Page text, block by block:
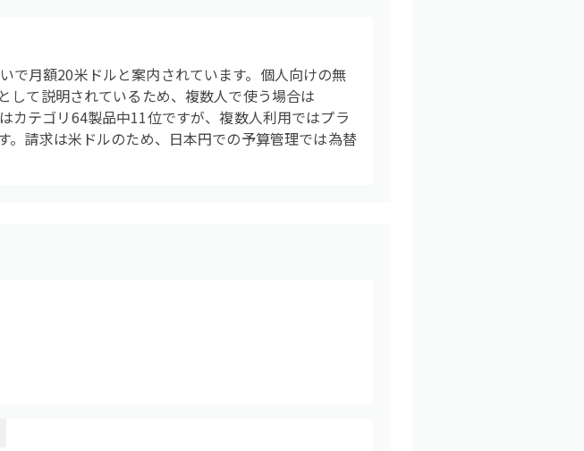
月額20米ドルと案内されています。個人向けの無
して説明されているため、複数人で使う場合は
カテゴリ64製品中11位ですが、複数人利用ではプラ
請求は米ドルのため、日本円での予算管理では為替